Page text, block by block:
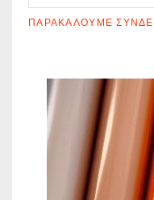
ΠΑΡΑΚΑΛΟΎΜΕ